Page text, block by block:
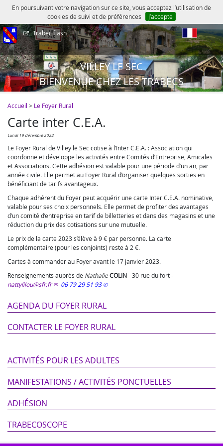
En poursuivant votre navigation sur ce site, vous acceptez l’utilisation de
cookies de suivi et de préférences
J’accepte
Trabec flash
VILLEY LE SEC
BIENVENUE CHEZ LES TRABECS
Accueil > Le Foyer Rural
Carte inter C.E.A.
lundi 19 décembre 2022
Le Foyer Rural de Villey le Sec cotise à l’Inter C.E.A. : Association qui
coordonne et développe les activités entre Comités d’Entreprise, Amicales
et Associations. Cette adhésion est valable pour une période d’un an, par
année civile. Elle permet au Foyer Rural d’organiser quelques sorties en
bénéficiant de tarifs avantageux.
Chaque adhérent du Foyer peut acquérir une carte Inter C.E.A. nominative,
valable pour ses choix personnels. Elle permet de profiter des avantages
d’un comité d’entreprise en tarif de billetteries et dans des magasins et une
réduction du prix des cotisations sur une mutuelle.
Le prix de la carte 2023 s’élève à 9 € par personne. La carte
complémentaire (pour les conjoints) reste à 2 €.
Cartes à commander au Foyer avant le 17 janvier 2023.
Renseignements auprès de NathalieCOLIN-30 rue du fort-
nattylilou@sfr.fr
06 79 29 51 93
AGENDA DU FOYER RURAL
CONTACTER LE FOYER RURAL
ACTIVITÉS POUR LES ADULTES
MANIFESTATIONS / ACTIVITÉS PONCTUELLES
ADHÉSION
TRABECOSCOPE